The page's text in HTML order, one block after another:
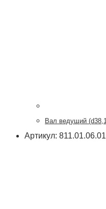
Вал ведущий
Артикул: